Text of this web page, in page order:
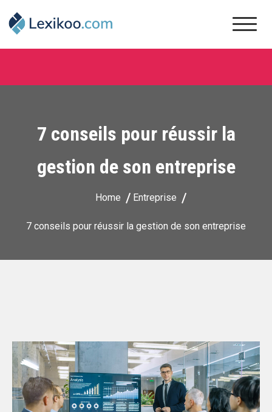
Lexikoo
7 conseils pour réussir la
gestion de son entreprise
Home Entreprise
7 conseils pour réussir la gestion de son entreprise